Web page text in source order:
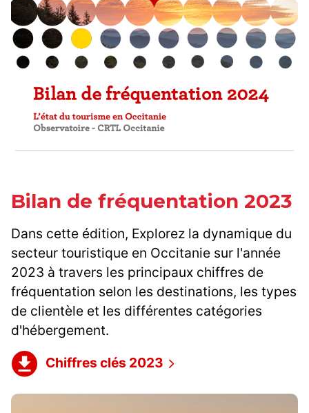
Bilan de fréquentation 2023
Dans cette édition, Explorez la dynamique du
secteur touristique en Occitanie sur l'année
2023 à travers les principaux chiffres de
fréquentation selon les destinations, les types
de clientèle et les différentes catégories
d'hébergement.
Chiffres clés 2023